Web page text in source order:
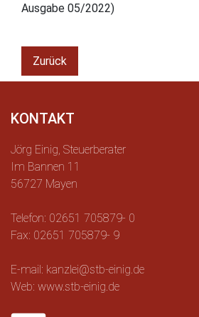
Ausgabe 05/2022)
Zurück
KONTAKT
Jörg Einig, Steuerberater
Im Bannen 11
56727 Mayen
Telefon: 02651 705879- 0
Fax: 02651 705879- 9
E-mail: kanzlei@stb-einig.de
Web: www.stb-einig.de